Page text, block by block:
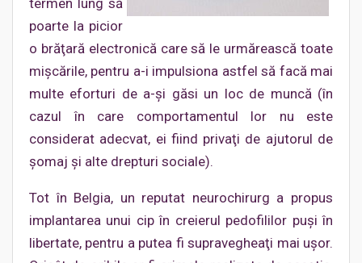
termen lung să
poarte la picior
o brăţară electronică care să le urmărească toate
mişcările, pentru a-i impulsiona astfel să facă mai
multe eforturi de a-şi găsi un loc de muncă (în
cazul în care comportamentul lor nu este
considerat adecvat, ei fiind privaţi de ajutorul de
şomaj şi alte drepturi sociale).
Tot în Belgia, un reputat neurochirurg a propus
implantarea unui cip în creierul pedofililor puşi în
libertate, pentru a putea fi supravegheaţi mai uşor.